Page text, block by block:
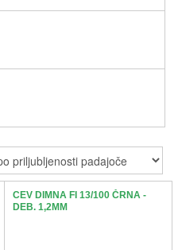
CEV DIMNA FI 13/100 ČRNA -
DEB. 1,2MM